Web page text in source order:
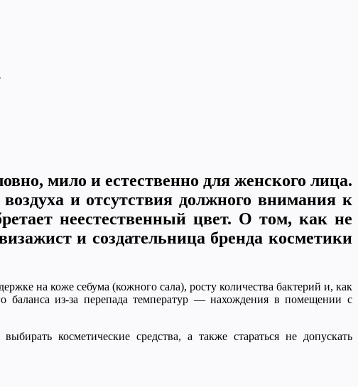
мило и естественно для женского лица.
и отсутствия должного внимания к
неестественный цвет. О том, как не
и создательница бренда косметики
на коже себума (кожного сала), росту количества бактерий и, как
баланса из-за перепада температур — нахождения в помещении с
косметические средства, а также стараться не допускать